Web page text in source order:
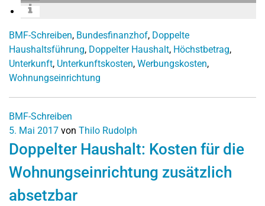
BMF-Schreiben, Bundesfinanzhof, Doppelte
Haushaltsführung, Doppelter Haushalt, Höchstbetrag,
Unterkunft, Unterkunftskosten, Werbungskosten,
Wohnungseinrichtung
BMF-Schreiben
5. Mai 2017 von Thilo Rudolph
Doppelter Haushalt: Kosten für die
Wohnungseinrichtung zusätzlich
absetzbar